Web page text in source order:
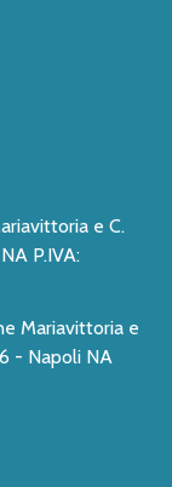
e C.
Mariavittoria e
- Napoli NA